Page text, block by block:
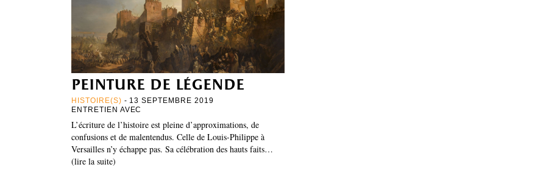
peinture de légende
HISTOIRE(S) - 13 SEPTEMBRE 2019
ENTRETIEN AVEC
L’écriture de l’histoire est pleine d’approximations, de
confusions et de malentendus. Celle de Louis-Philippe à
Versailles n’y échappe pas. Sa célébration des hauts faits…
(lire la suite)